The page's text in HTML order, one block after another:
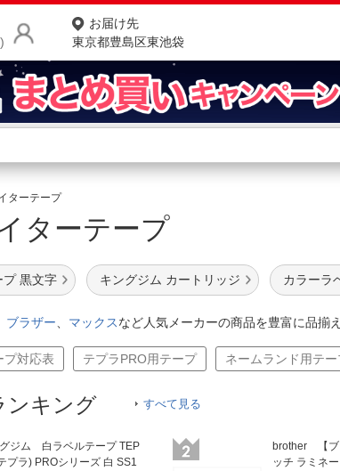
お届け先
東京都豊島区東池袋
ランキングからさがす
カテゴリ一覧からさがす
お客様サポート
ご利用ガイド
よくある質問・お問合せ
ご利用規約
ターテープ
ターテープ
プ 黒文字 キングジム カートリッジ カラーラ
ブラザー マックスなど人気メーカーの商品を豊富に品揃え
プ対応表 テプラPRO用テープ ネームランド用テー
ンキング すべて見る
ジム 白ラベルテープ TEP
プラ) PROシリーズ 白 SS1
brother 【ブ
ッチ ラミネ